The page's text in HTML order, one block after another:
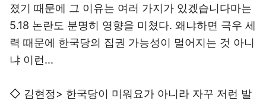
졌기 때문에 그 이유는 여러 가지가 있겠습니다마는
5.18 논란도 분명히 영향을 미쳤다. 왜냐하면 극우 세
력 때문에 한국당의 집권 가능성이 멀어지는 것 아니
냐 이런...
◇ 김현정> 한국당이 미워요가 아니라 자꾸 저런 발